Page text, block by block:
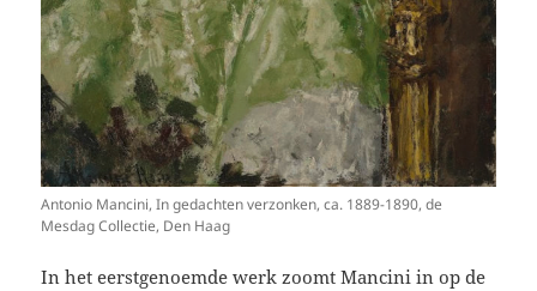
Antonio Mancini, In gedachten verzonken, ca. 1889-1890, de
Mesdag Collectie, Den Haag
In het eerstgenoemde werk zoomt Mancini in op de